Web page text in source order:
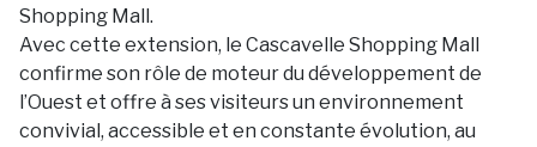
Shopping Mall.
Avec cette extension, le Cascavelle Shopping Mall
confirme son rôle de moteur du développement de
l’Ouest et offre à ses visiteurs un environnement
convivial, accessible et en constante évolution, au